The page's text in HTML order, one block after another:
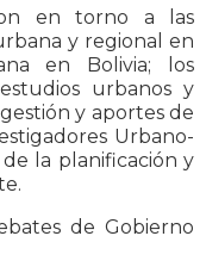
en torno a las
y regional en
en Bolivia; los
urbanos y
y aportes de
Urbano-
de la planificación y
de Gobierno